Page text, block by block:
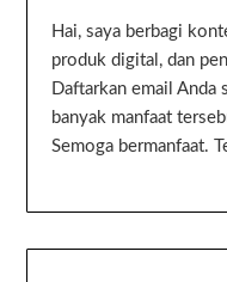
Hai, saya berbagi
produk digital, dan
Daftarkan email Anda
banyak manfaat
Semoga bermanfaat.